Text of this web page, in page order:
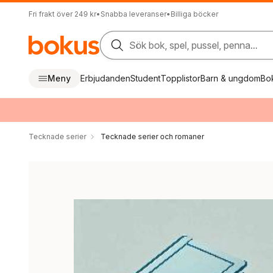
Fri frakt över 249 kr• Snabba leveranser• Billiga böcker
Sök bok, spel, pussel, penna...
Meny ErbjudandenStudentTopplistorBarn & ungdom
Tecknade serier Tecknade serier och romaner